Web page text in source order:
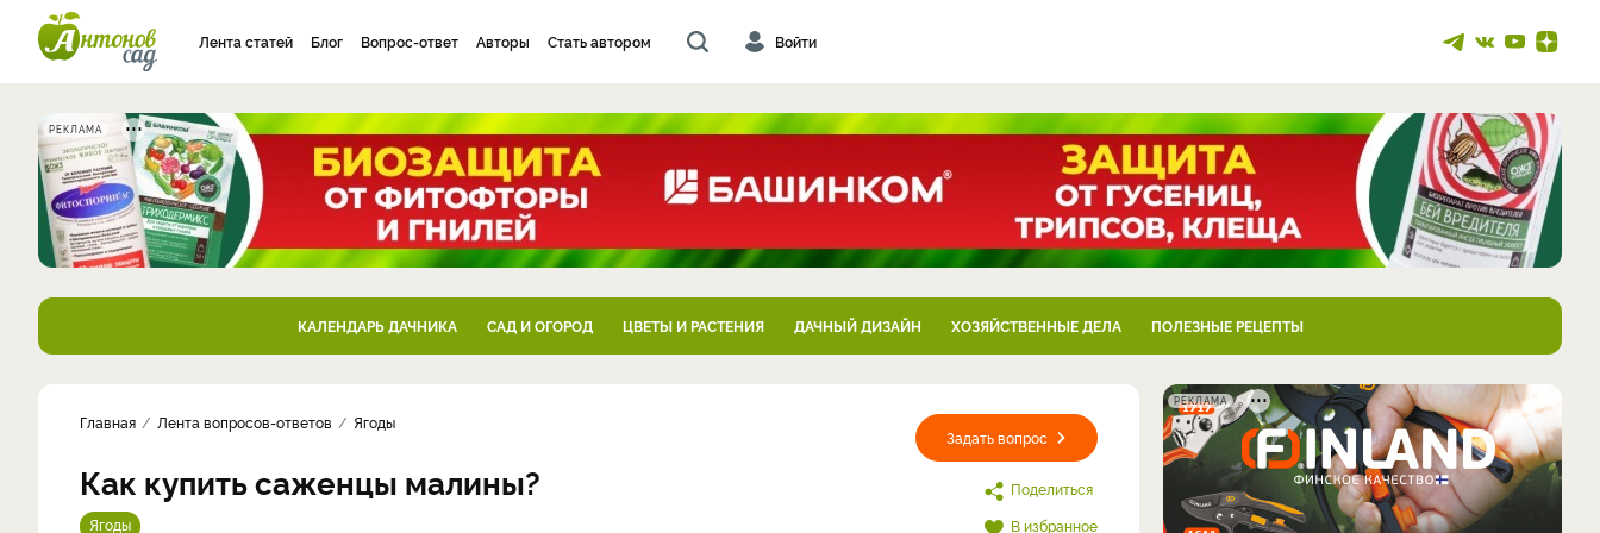
Лента статей Блог Вопрос-ответ Авторы Стать автором Войти
РЕКЛАМА
КАЛЕНДАРЬ ДАЧНИКА САД И ОГОРОД ЦВЕТЫ И РАСТЕНИЯ ДАЧНЫЙ ДИЗАЙН ХОЗЯЙСТВЕННЫЕ ДЕЛА ПОЛЕЗНЫЕ РЕЦЕПТЫ
Задать вопрос
Поделиться
В избранное
Главная Лента вопросов-ответов Ягоды
Как купить саженцы малины?
Ягоды
РЕКЛАМА